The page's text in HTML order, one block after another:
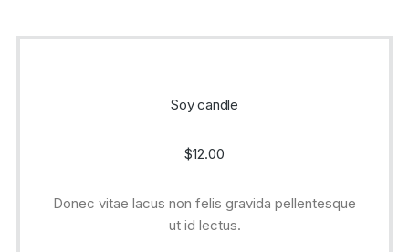
Soy candle
$12.00
Donec vitae lacus non felis gravida pellentesque
ut id lectus.